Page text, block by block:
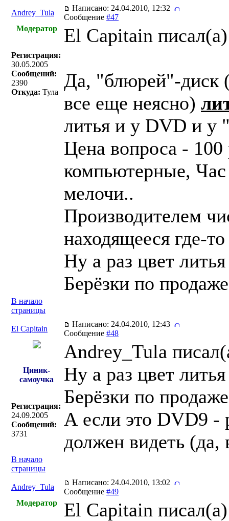
Andrey_Tula
Написано: 24.04.2010, 12:32
Сообщение #47
Модератор
Регистрация:
30.05.2005
Сообщений:
2390
Откуда: Тула
El Capitain
Да, "блюрей"-диск
все еще неясно)
литья и у DVD и у
Цена вопроса -
компьютерные,
мелочи..
Производителем
находящееся где-
Ну а раз цвет
Берёзки по
В начало
страницы
El Capitain
Написано: 24.04.2010, 12:43
Сообщение #48
Циник-
самоучка
Регистрация:
24.09.2005
Сообщений:
3731
Andrey_Tula
Ну а раз цвет
Берёзки по
А если это DVD9 -
должен видеть (да,
В начало
страницы
Andrey_Tula
Написано: 24.04.2010, 13:02
Сообщение #49
Модератор
El Capitain